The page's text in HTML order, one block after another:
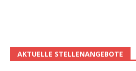
AKTUELLE STELLENANGEBOTE